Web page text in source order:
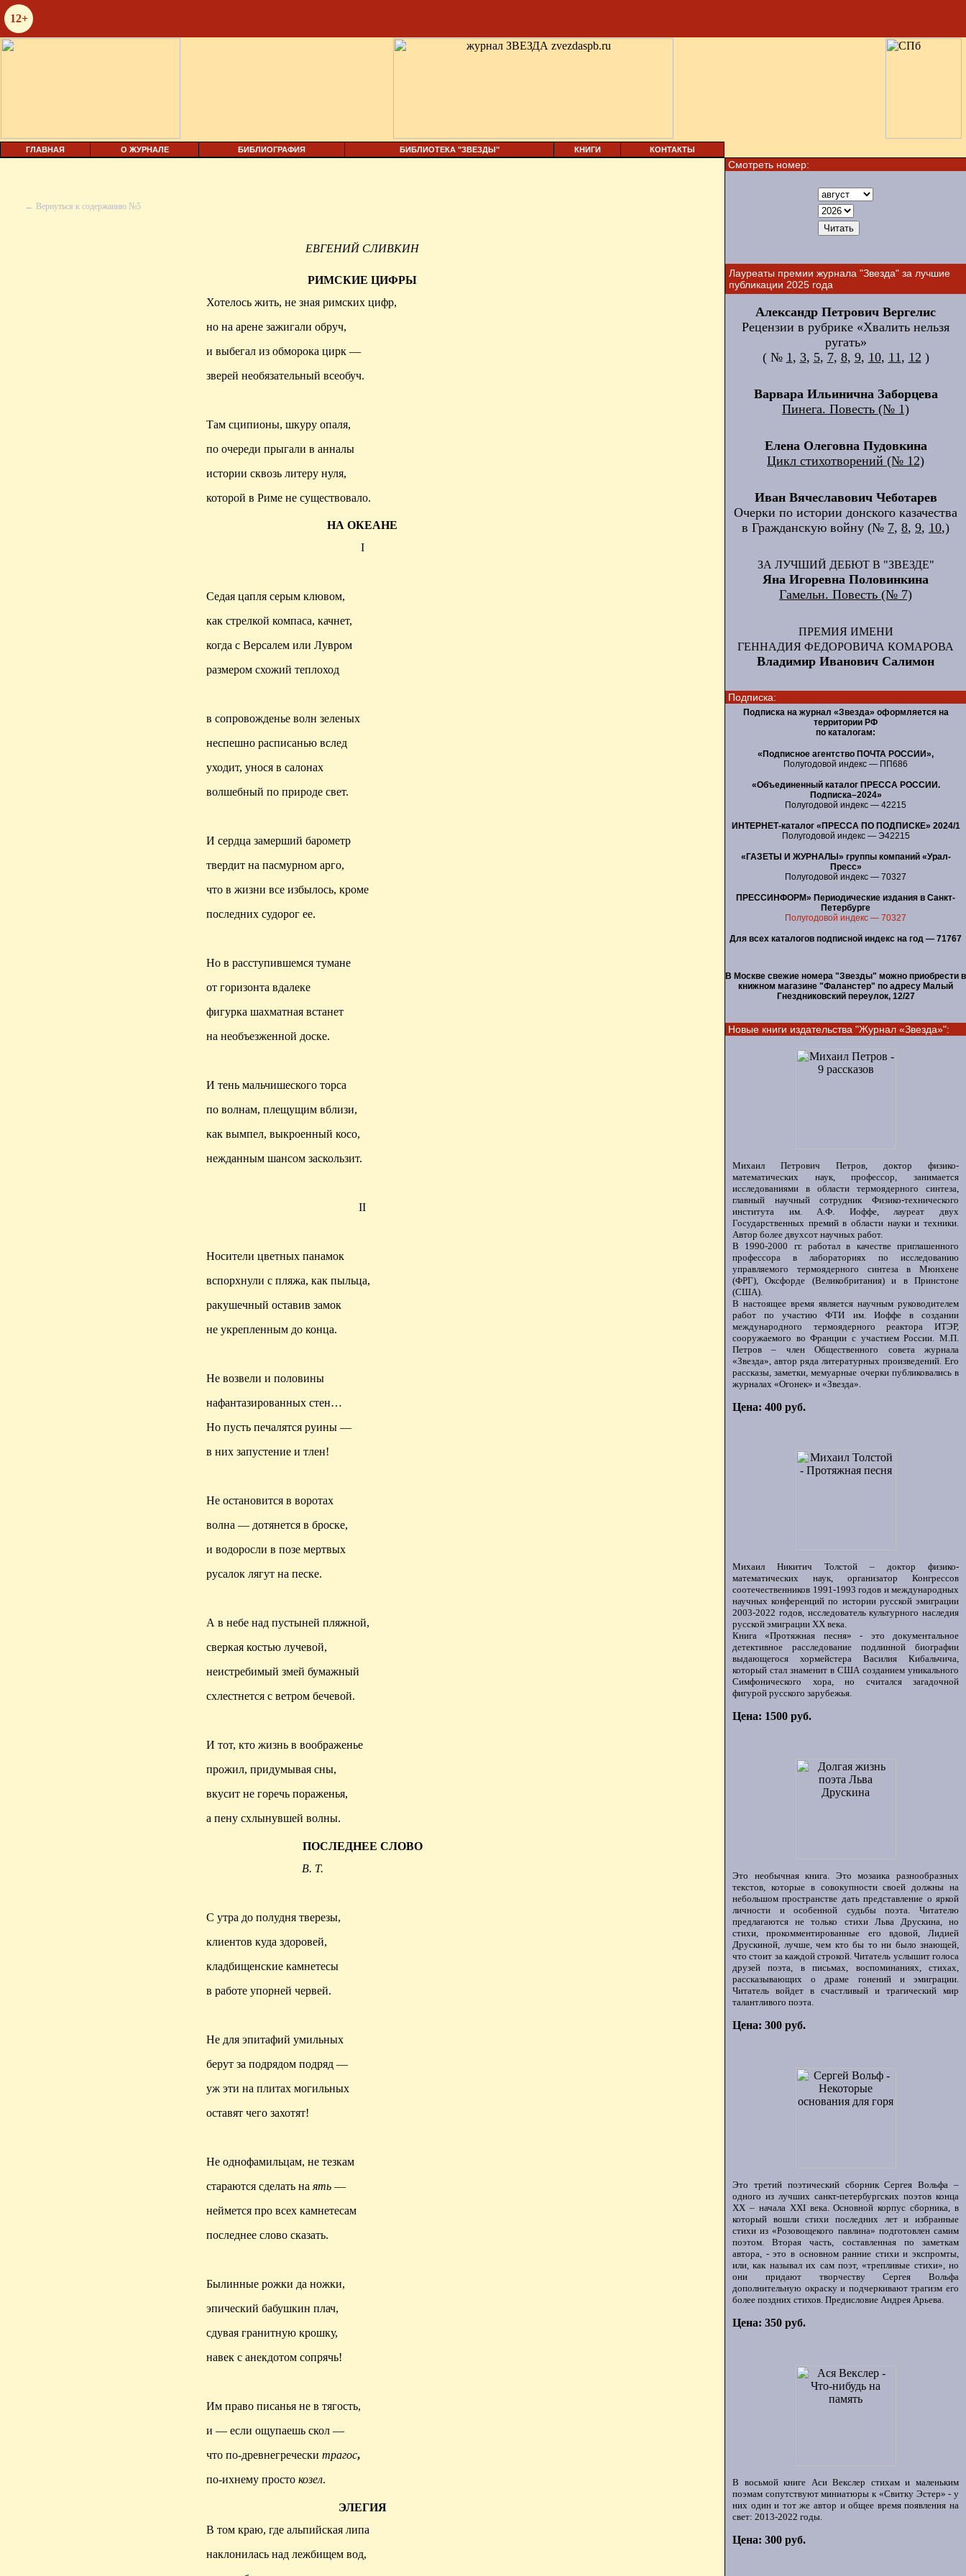
12+
ГЛАВНАЯ О ЖУРНАЛЕ БИБЛИОГРАФИЯ БИБЛИОТЕКА "ЗВЕЗДЫ" КНИГИ КОНТАКТЫ
← Вернуться к содержанию №5
ЕВГЕНИЙ СЛИВКИН
РИМСКИЕ ЦИФРЫ
Хотелось жить, не зная римских цифр,
но на арене зажигали обруч,
и выбегал из обморока цирк —
зверей необязательный всеобуч.
Там сципионы, шкуру опаля,
по очереди прыгали в анналы
истории сквозь литеру нуля,
которой в Риме не существовало.
НА ОКЕАНЕ
I
Седая цапля серым клювом,
как стрелкой компаса, качнет,
когда с Версалем или Лувром
размером схожий теплоход
в сопровожденье волн зеленых
неспешно расписанью вслед
уходит, унося в салонах
волшебный по природе свет.
И сердца замерший барометр
твердит на пасмурном арго,
что в жизни все избылось, кроме
последних судорог ее.
Но в расступившемся тумане
от горизонта вдалеке
фигурка шахматная встанет
на необъезженной доске.
И тень мальчишеского торса
по волнам, плещущим вблизи,
как вымпел, выкроенный косо,
нежданным шансом заскользит.
II
Носители цветных панамок
вспорхнули с пляжа, как пыльца,
ракушечный оставив замок
не укрепленнымдо конца.
Не возвели и половины
нафантазированных стен…
Но пусть печалятся руины —
в них запустение и тлен!
Не остановится в воротах
волна — дотянется в броске,
и водоросли в позе мертвых
русалок лягут на песке.
А в небе над пустыней пляжной,
сверкая костью лучевой,
неистребимый змей бумажный
схлестнется с ветром бечевой.
И тот, кто жизнь в воображенье
прожил, придумывая сны,
вкусит не горечь пораженья,
а пену схлынувшей волны.
ПОСЛЕДНЕЕ СЛОВО
В. Т.
С утра до полудня тверезы,
клиентов куда здоровей,
кладбищенские камнетесы
в работе упорней червей.
Не для эпитафий умильных
берут за подрядом подряд —
уж эти на плитах могильных
оставят чего захотят!
Не однофамильцам, не тезкам
стараются сделать на ять—
нейметсяпро всех камнетесам
последнее слово сказать.
Былинные рожки да ножки,
эпический бабушкин плач,
сдувая гранитную крошку,
навек с анекдотом сопрячь!
Им право писанья не в тягость,
и — если ощупаешь скол —
что по-древнегречески трагос,
по-ихнему просто козел.
ЭЛЕГИЯ
В том краю, где альпийская липа
наклонилась над лежбищем вод,
Смотреть номер:
Лауреаты премии журнала "Звезда" за лучшие
публикации 2025 года
Александр Петрович Вергелис
Рецензии в рубрике «Хвалить нельзя
ругать»
( № 1, 3, 5, 7, 8, 9, 10, 11, 12 )
Варвара Ильинична Заборцева
Пинега. Повесть (№ 1)
Елена Олеговна Пудовкина
Цикл стихотворений (№ 12)
Иван Вячеславович Чеботарев
Очерки по истории донского казачества
в Гражданскую войну (№ 7, 8, 9, 10,)
ЗА ЛУЧШИЙ ДЕБЮТ В "ЗВЕЗДЕ"
Яна Игоревна Половинкина
Гамельн. Повесть (№ 7)
ПРЕМИЯ ИМЕНИ
ГЕННАДИЯ ФЕДОРОВИЧА КОМАРОВА
Владимир Иванович Салимон
Подписка:
Подписка на журнал «Звезда» оформляется на
территории РФ
по каталогам:
«Подписное агентство ПОЧТА РОССИИ»,
Полугодовой индекс — ПП686
«Объединенный каталог ПРЕССА РОССИИ.
Подписка–2024»
Полугодовой индекс — 42215
ИНТЕРНЕТ-каталог «ПРЕССА ПО ПОДПИСКЕ» 2024/1
Полугодовой индекс — Э42215
«ГАЗЕТЫ И ЖУРНАЛЫ» группы компаний «Урал-
Пресс»
Полугодовой индекс — 70327
ПРЕССИНФОРМ» Периодические издания в Санкт-
Петербурге
Полугодовой индекс — 70327
Для всех каталогов подписной индекс на год — 71767
В Москве свежие номера "Звезды" можно приобрести в
книжном магазине "Фаланстер" по адресу Малый
Гнездниковский переулок, 12/27
Новые книги издательства "Журнал «Звезда»":
Михаил Петрович Петров, доктор физико-
математических наук, профессор, занимается
исследованиями в области термоядерного синтеза,
главный научный сотрудник Физико-технического
института им. А.Ф. Иоффе, лауреат двух
Государственных премий в области науки и техники.
Автор более двухсот научных работ.
В 1990-2000 гг. работал в качестве приглашенного
профессора в лабораториях по исследованию
управляемого термоядерного синтеза в Мюнхене
(ФРГ), Оксфорде (Великобритания) и в Принстоне
(США).
В настоящее время является научным руководителем
работ по участию ФТИ им. Иоффе в создании
международного термоядерного реактора ИТЭР,
сооружаемого во Франции с участием России. М.П.
Петров – член Общественного совета журнала
«Звезда», автор ряда литературных произведений. Его
рассказы, заметки, мемуарные очерки публиковались в
журналах «Огонек» и «Звезда».
Цена: 400 руб.
Михаил Никитич Толстой – доктор физико-
математических наук, организатор Конгрессов
соотечественников 1991-1993 годов и международных
научных конференций по истории русской эмиграции
2003-2022 годов, исследователь культурного наследия
русской эмиграции ХХ века.
Книга «Протяжная песня» - это документальное
детективное расследование подлинной биографии
выдающегося хормейстера Василия Кибальчича,
который стал знаменит в США созданием уникального
Симфонического хора, но считался загадочной
фигурой русского зарубежья.
Цена: 1500 руб.
Это необычная книга. Это мозаика разнообразных
текстов, которые в совокупности своей должны на
небольшом пространстве дать представление о яркой
личности и особенной судьбы поэта. Читателю
предлагаются не только стихи Льва Друскина, но
стихи, прокомментированные его вдовой, Лидией
Друскиной, лучше, чем кто бы то ни было знающей,
что стоит за каждой строкой. Читатель услышит голоса
друзей поэта, в письмах, воспоминаниях, стихах,
рассказывающих о драме гонений и эмиграции.
Читатель войдет в счастливый и трагический мир
талантливого поэта.
Цена: 300 руб.
Это третий поэтический сборник Сергея Вольфа –
одного из лучших санкт-петербургских поэтов конца
ХХ – начала XXI века. Основной корпус сборника, в
который вошли стихи последних лет и избранные
стихи из «Розовощекого павлина» подготовлен самим
поэтом. Вторая часть, составленная по заметкам
автора, - это в основном ранние стихи и экспромты,
или, как называл их сам поэт, «трепливые стихи», но
они придают творчеству Сергея Вольфа
дополнительную окраску и подчеркивают трагизм его
более поздних стихов. Предисловие Андрея Арьева.
Цена: 350 руб.
В восьмой книге Аси Векслер стихам и маленьким
поэмам сопутствуют миниатюры к «Свитку Эстер» - у
них один и тот же автор и общее время появления на
свет: 2013-2022 годы.
Цена: 300 руб.